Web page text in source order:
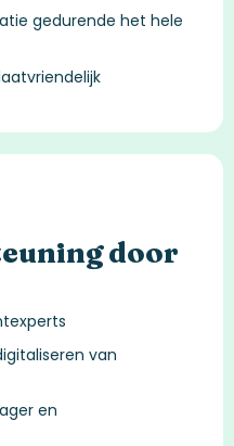
gedurende het hele
door
van
en